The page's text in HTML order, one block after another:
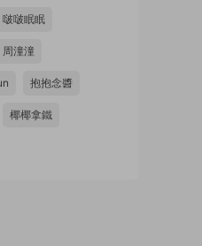
啵啵眠眠
周潼潼
抱抱念醬
椰椰拿鐵